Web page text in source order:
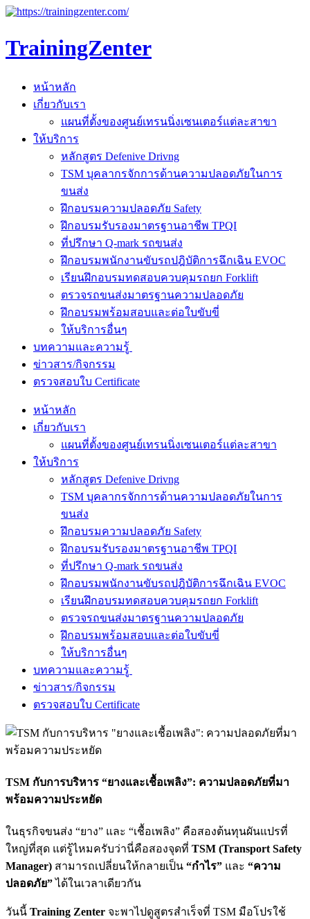
TrainingZenter
หน้าหลัก
เกี่ยวกับเรา
แผนที่ตั้งของศูนย์เทรนนิ่งเซนเตอร์แต่ละสาขา
ให้บริการ
หลักสูตร Defenive Drivng
TSM บุคลากรจักการด้านความปลอดภัยในการ
ขนส่ง
ฝึกอบรมความปลอดภัย Safety
ฝึกอบรมรับรองมาตรฐานอาชีพ TPQI
ที่ปรึกษา Q-mark รถขนส่ง
ฝึกอบรมพนักงานขับรถปฎิบัติการฉึกเฉิน EVOC
เรียนฝึกอบรมทดสอบควบคุมรถยก Forklift
ตรวจรถขนส่งมาตรฐานความปลอดภัย
ฝึกอบรมพร้อมสอบและต่อใบขับขี่
ให้บริการอื่นๆ
บทความและความรู้
ข่าวสาร/กิจกรรม
ตรวจสอบใบ Certificate
หน้าหลัก
เกี่ยวกับเรา
แผนที่ตั้งของศูนย์เทรนนิ่งเซนเตอร์แต่ละสาขา
ให้บริการ
หลักสูตร Defenive Drivng
TSM บุคลากรจักการด้านความปลอดภัยในการ
ขนส่ง
ฝึกอบรมความปลอดภัย Safety
ฝึกอบรมรับรองมาตรฐานอาชีพ TPQI
ที่ปรึกษา Q-mark รถขนส่ง
ฝึกอบรมพนักงานขับรถปฎิบัติการฉึกเฉิน EVOC
เรียนฝึกอบรมทดสอบควบคุมรถยก Forklift
ตรวจรถขนส่งมาตรฐานความปลอดภัย
ฝึกอบรมพร้อมสอบและต่อใบขับขี่
ให้บริการอื่นๆ
บทความและความรู้
ข่าวสาร/กิจกรรม
ตรวจสอบใบ Certificate
TSM กับการบริหาร “ยางและเชื้อเพลิง”: ความปลอดภัยที่มา
พร้อมความประหยัด
ในธุรกิจขนส่ง “ยาง” และ “เชื้อเพลิง” คือสองต้นทุนผันแปรที่
ใหญ่ที่สุด แต่รู้ไหมครับว่านี่คือสองจุดที่ TSM (Transport Safety
Manager) สามารถเปลี่ยนให้กลายเป็น “กำไร” และ “ความ
ปลอดภัย” ได้ในเวลาเดียวกัน
วันนี้ Training Zenter จะพาไปดูสูตรสำเร็จที่ TSM มือโปรใช้